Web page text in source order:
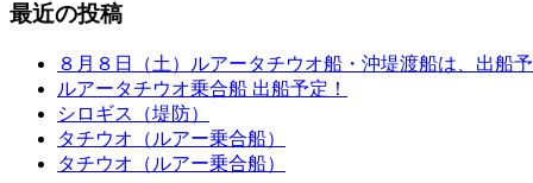
最近の投稿
８月８日（土）ルアータチウオ船・沖堤渡船は、出船
ルアータチウオ乗合船 出船予定！
シロギス（堤防）
タチウオ（ルアー乗合船）
タチウオ（ルアー乗合船）